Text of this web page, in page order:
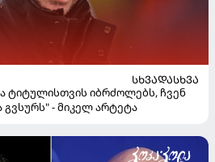
ᲡᲮᲕᲐᲓᲐᲡᲮᲕᲐ
ტიტულისთვის იბრძოლებს, ჩვენ
გვსურს" - მიკელ არტეტა